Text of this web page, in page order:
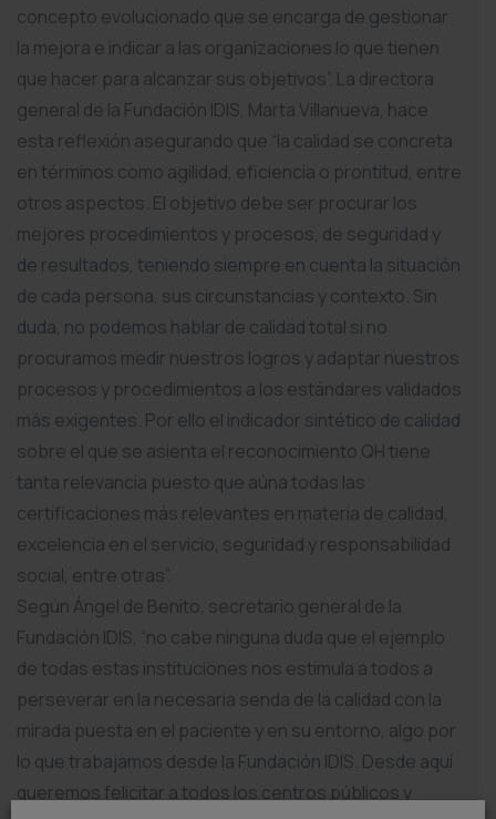
concepto evolucionado que se encarga de gestionar
la mejora e indicar a las organizaciones lo que tienen
que hacer para alcanzar sus objetivos”. La directora
general de la Fundación IDIS, Marta Villanueva, hace
esta reflexión asegurando que “la calidad se concreta
en términos como agilidad, eficiencia o prontitud, entre
otros aspectos. El objetivo debe ser procurar los
mejores procedimientos y procesos, de seguridad y
de resultados, teniendo siempre en cuenta la situación
de cada persona, sus circunstancias y contexto. Sin
duda, no podemos hablar de calidad total si no
procuramos medir nuestros logros y adaptar nuestros
procesos y procedimientos a los estándares validados
más exigentes. Por ello el indicador sintético de calidad
sobre el que se asienta el reconocimiento QH tiene
tanta relevancia puesto que aúna todas las
certificaciones más relevantes en materia de calidad,
excelencia en el servicio, seguridad y responsabilidad
social, entre otras”.
Según Ángel de Benito, secretario general de la
Fundación IDIS, “no cabe ninguna duda que el ejemplo
de todas estas instituciones nos estimula a todos a
perseverar en la necesaria senda de la calidad con la
mirada puesta en el paciente y en su entorno, algo por
lo que trabajamos desde la Fundación IDIS. Desde aquí
queremos felicitar a todos los centros públicos y